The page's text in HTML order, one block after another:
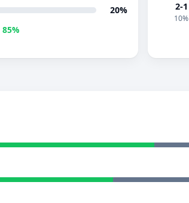
20%
85%
2-1
10%